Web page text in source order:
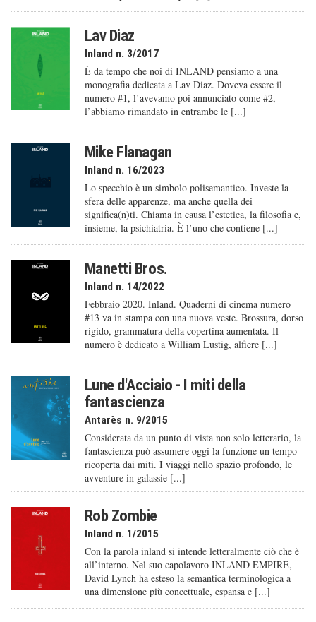
Lav Diaz
Inland n. 3/2017
È da tempo che noi di INLAND pensiamo a una
monografia dedicata a Lav Diaz. Doveva essere il
numero #1, l’avevamo poi annunciato come #2,
l’abbiamo rimandato in entrambe le [...]
Mike Flanagan
Inland n. 16/2023
Lo specchio è un simbolo polisemantico. Investe la
sfera delle apparenze, ma anche quella dei
significa(n)ti. Chiama in causa l’estetica, la filosofia e,
insieme, la psichiatria. È l’uno che contiene [...]
Manetti Bros.
Inland n. 14/2022
Febbraio 2020. Inland. Quaderni di cinema numero
#13 va in stampa con una nuova veste. Brossura, dorso
rigido, grammatura della copertina aumentata. Il
numero è dedicato a William Lustig, alfiere [...]
Lune d'Acciaio - I miti della
fantascienza
Antarès n. 9/2015
Considerata da un punto di vista non solo letterario, la
fantascienza può assumere oggi la funzione un tempo
ricoperta dai miti. I viaggi nello spazio profondo, le
avventure in galassie [...]
Rob Zombie
Inland n. 1/2015
Con la parola inland si intende letteralmente ciò che è
all’interno. Nel suo capolavoro INLAND EMPIRE,
David Lynch ha esteso la semantica terminologica a
una dimensione più concettuale, espansa e [...]